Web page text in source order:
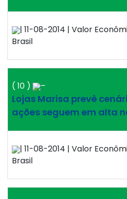
| 11-08-2014 | Valor
Brasil
( 10 ) –
Lojas Marisa prevê
ações seguem em alta
| 11-08-2014 | Valor
Brasil